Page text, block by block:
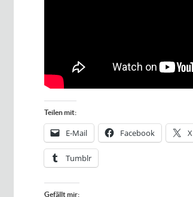
Teilen mit:
E-Mail Facebook X
Tumblr
Gefällt mir: